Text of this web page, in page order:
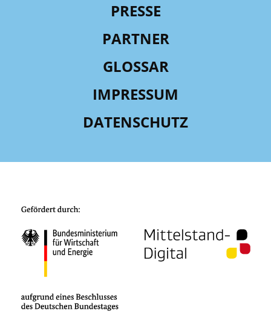
PRESSE
PARTNER
GLOSSAR
IMPRESSUM
DATENSCHUTZ